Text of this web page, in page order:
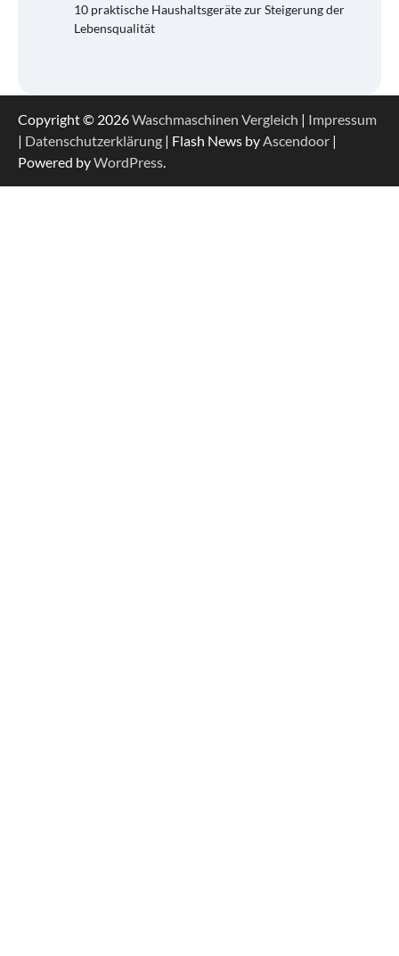
10 praktische Haushaltsgeräte zur Steigerung der
Lebensqualität
Copyright © 2026Waschmaschinen Vergleich | Impressum
| Datenschutzerklärung | Flash News by Ascendoor |
Powered byWordPress